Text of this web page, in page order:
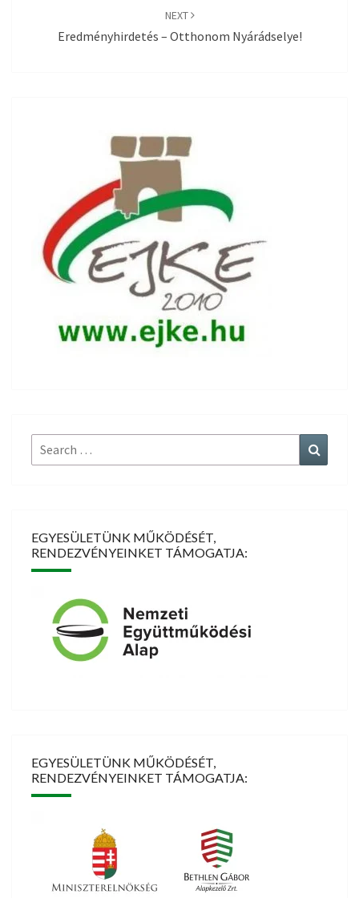
NEXT
Eredményhirdetés – Otthonom Nyárádselye!
Search
for:
EGYESÜLETÜNK MŰKÖDÉSÉT,
RENDEZVÉNYEINKET TÁMOGATJA:
EGYESÜLETÜNK MŰKÖDÉSÉT,
RENDEZVÉNYEINKET TÁMOGATJA: